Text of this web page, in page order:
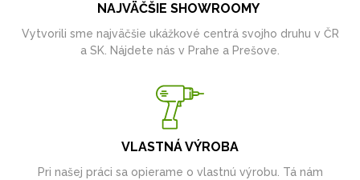
NAJVÄČŠIE SHOWROOMY
Vytvorili sme najväčšie ukážkové centrá svojho druhu v ČR
a SK. Nájdete nás v Prahe a Prešove.
VLASTNÁ VÝROBA
Pri našej práci sa opierame o vlastnú výrobu. Tá nám